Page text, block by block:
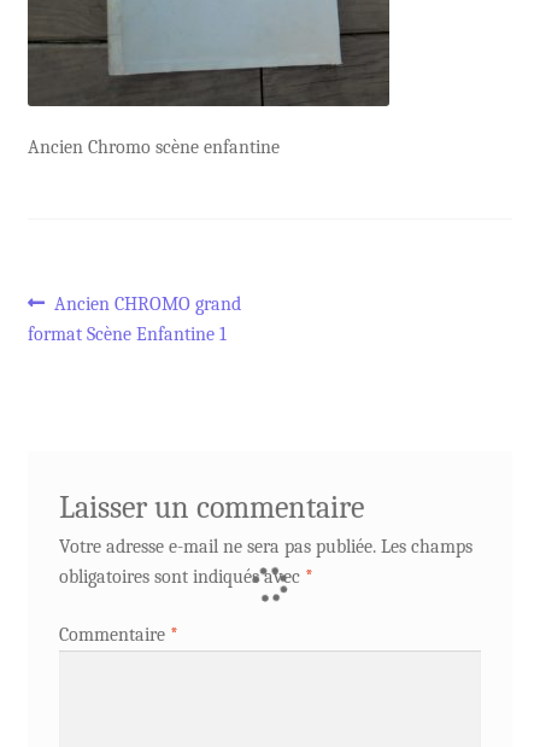
Ancien Chromo scène enfantine
Navigation
Article
précédent :
Ancien CHROMO grand
format Scène Enfantine 1
Laisser un commentaire
Votre adresse e-mail ne sera pas publiée. Les champs
obligatoires sont indiqués avec *
Commentaire *